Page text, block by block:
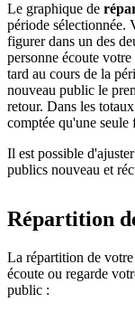
Le graphique de
période sélectionnée.
figurer dans un des
personne écoute
tard au cours de la
nouveau public le
retour. Dans les
comptée qu'une
Il est possible
publics nouveau et
Répartition
La répartition de
écoute ou regarde
public :